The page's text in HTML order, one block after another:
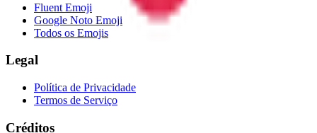
Fluent Emoji
Google Noto Emoji
Todos os Emojis
Legal
Política de Privacidade
Termos de Serviço
Créditos